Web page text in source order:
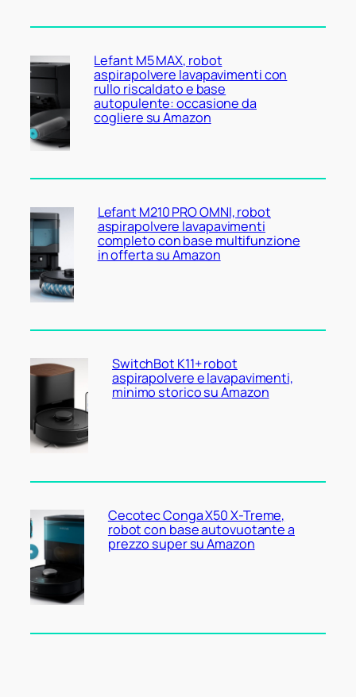
Lefant M5 MAX, robot
aspirapolvere lavapavimenti con
rullo riscaldato e base
autopulente: occasione da
cogliere su Amazon
Lefant M210 PRO OMNI, robot
aspirapolvere lavapavimenti
completo con base multifunzione
in offerta su Amazon
SwitchBot K11+ robot
aspirapolvere e lavapavimenti,
minimo storico su Amazon
Cecotec Conga X50 X-Treme,
robot con base autovuotante a
prezzo super su Amazon